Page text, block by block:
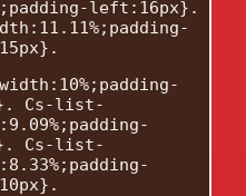
left:16px}.
Cs-list-
Cs-list-